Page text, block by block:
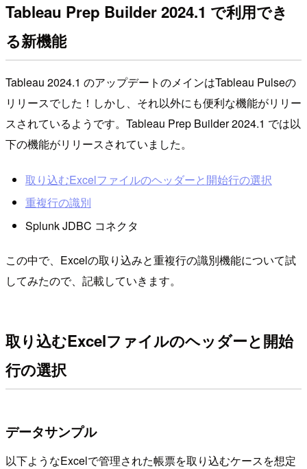
Tableau Prep Builder 2024.1 で利用でき
る新機能
Tableau 2024.1 のアップデートのメインはTableau Pulseの
リリースでした！しかし、それ以外にも便利な機能がリリー
スされているようです。Tableau Prep Builder 2024.1 では以
下の機能がリリースされていました。
取り込むExcelファイルのヘッダーと開始行の選択
重複行の識別
Splunk JDBC コネクタ
この中で、Excelの取り込みと重複行の識別機能について試
してみたので、記載していきます。
取り込むExcelファイルのヘッダーと開始
行の選択
データサンプル
以下ようなExcelで管理された帳票を取り込むケースを想定